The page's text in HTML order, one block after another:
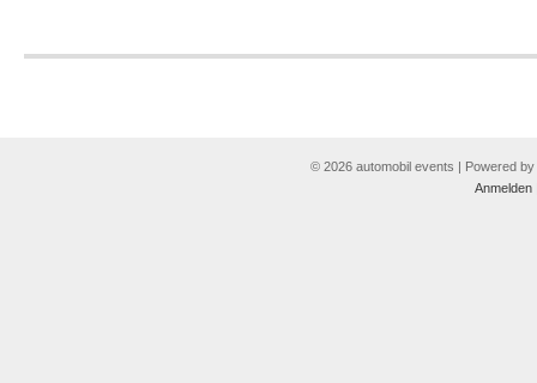
© 2026 automobil events | Powered by
Anmelden|